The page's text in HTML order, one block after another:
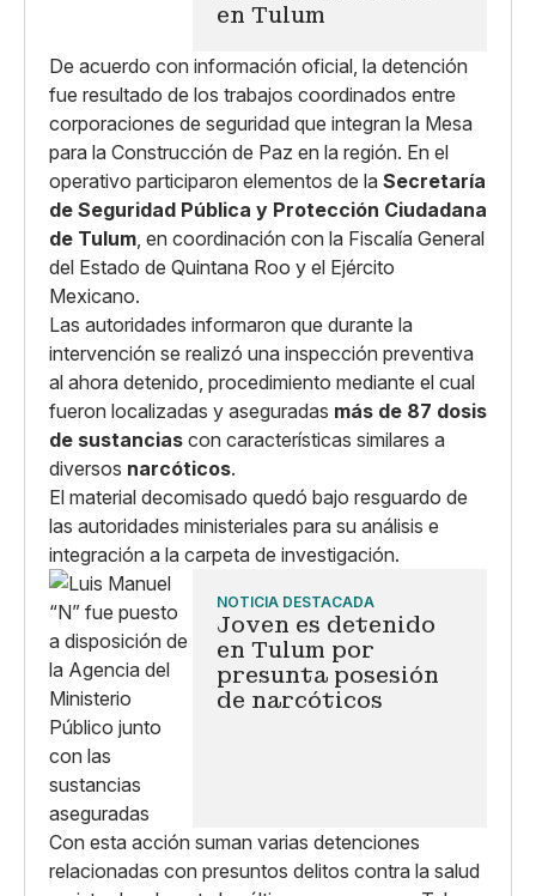
en Tulum
De acuerdo con información oficial, la detención
fue resultado de los trabajos coordinados entre
corporaciones de seguridad que integran la Mesa
para la Construcción de Paz en la región. En el
operativo participaron elementos de la Secretaría
de Seguridad Pública y Protección Ciudadana
de Tulum, en coordinación con la Fiscalía General
del Estado de Quintana Roo y el Ejército
Mexicano.
Las autoridades informaron que durante la
intervención se realizó una inspección preventiva
al ahora detenido, procedimiento mediante el cual
fueron localizadas y aseguradas más de 87 dosis
de sustancias con características similares a
diversos narcóticos.
El material decomisado quedó bajo resguardo de
las autoridades ministeriales para su análisis e
integración a la carpeta de investigación.
NOTICIA DESTACADA
Joven es detenido
en Tulum por
presunta posesión
de narcóticos
Con esta acción suman varias detenciones
relacionadas con presuntos delitos contra la salud